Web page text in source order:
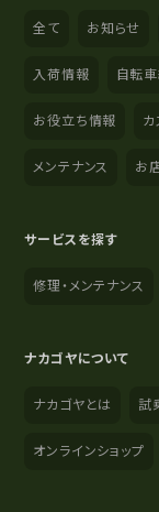
全て お知らせ
入荷情報 自転
お役立ち情報 カ
メンテナンス お
サービスを探す
修理・メンテナンス
ナカゴヤについて
ナカゴヤとは 試
オンラインショップ